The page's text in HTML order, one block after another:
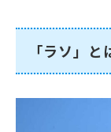
「ラソ」